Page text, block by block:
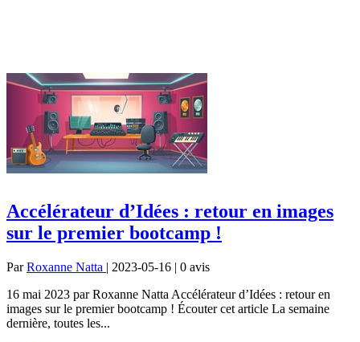
Accélérateur d’Idées : retour en images
sur le premier bootcamp !
ParRoxanne Natta | 2023-05-16 | 0 avis
16 mai 2023 par Roxanne Natta Accélérateur d’Idées : retour en
images sur le premier bootcamp ! Écouter cet article La semaine
dernière, toutes les...